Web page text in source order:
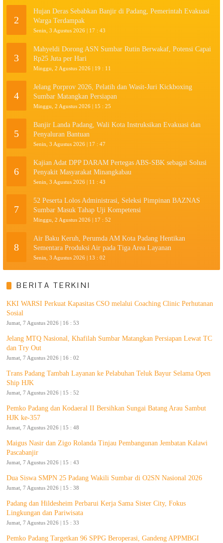
2
Hujan Deras Sebabkan Banjir di Padang, Pemerintah Evakuasi
Warga Terdampak
Senin, 3 Agustus 2026 | 17 : 43
3
Mahyeldi Dorong ASN Sumbar Rutin Berwakaf, Potensi Capai
Rp25 Juta per Hari
Minggu, 2 Agustus 2026 | 19 : 11
4
Jelang Porprov 2026, Pelatih dan Wasit-Juri Kickboxing
Sumbar Matangkan Persiapan
Minggu, 2 Agustus 2026 | 15 : 25
5
Banjir Landa Padang, Wali Kota Instruksikan Evakuasi dan
Penyaluran Bantuan
Senin, 3 Agustus 2026 | 17 : 47
6
Kajian Adat DPP DARAM Pertegas ABS-SBK sebagai Solusi
Penyakit Masyarakat Minangkabau
Senin, 3 Agustus 2026 | 11 : 43
7
52 Peserta Lolos Administrasi, Seleksi Pimpinan BAZNAS
Sumbar Masuk Tahap Uji Kompetensi
Minggu, 2 Agustus 2026 | 17 : 52
8
Air Baku Keruh, Perumda AM Kota Padang Hentikan
Sementara Produksi Air pada Tiga Area Layanan
Senin, 3 Agustus 2026 | 13 : 02
BERITA TERKINI
KKI WARSI Perkuat Kapasitas CSO melalui Coaching Clinic Perhutanan
Sosial
Jumat, 7 Agustus 2026 | 16 : 53
Jelang MTQ Nasional, Khafilah Sumbar Matangkan Persiapan Lewat TC
dan Try Out
Jumat, 7 Agustus 2026 | 16 : 02
Trans Padang Tambah Layanan ke Pelabuhan Teluk Bayur Selama Open
Ship HJK
Jumat, 7 Agustus 2026 | 15 : 52
Pemko Padang dan Kodaeral II Bersihkan Sungai Batang Arau Sambut
HJK ke-357
Jumat, 7 Agustus 2026 | 15 : 48
Maigus Nasir dan Zigo Rolanda Tinjau Pembangunan Jembatan Kalawi
Pascabanjir
Jumat, 7 Agustus 2026 | 15 : 43
Dua Siswa SMPN 25 Padang Wakili Sumbar di O2SN Nasional 2026
Jumat, 7 Agustus 2026 | 15 : 38
Padang dan Hildesheim Perbarui Kerja Sama Sister City, Fokus
Lingkungan dan Pariwisata
Jumat, 7 Agustus 2026 | 15 : 33
Pemko Padang Targetkan 96 SPPG Beroperasi, Gandeng APPMBGI